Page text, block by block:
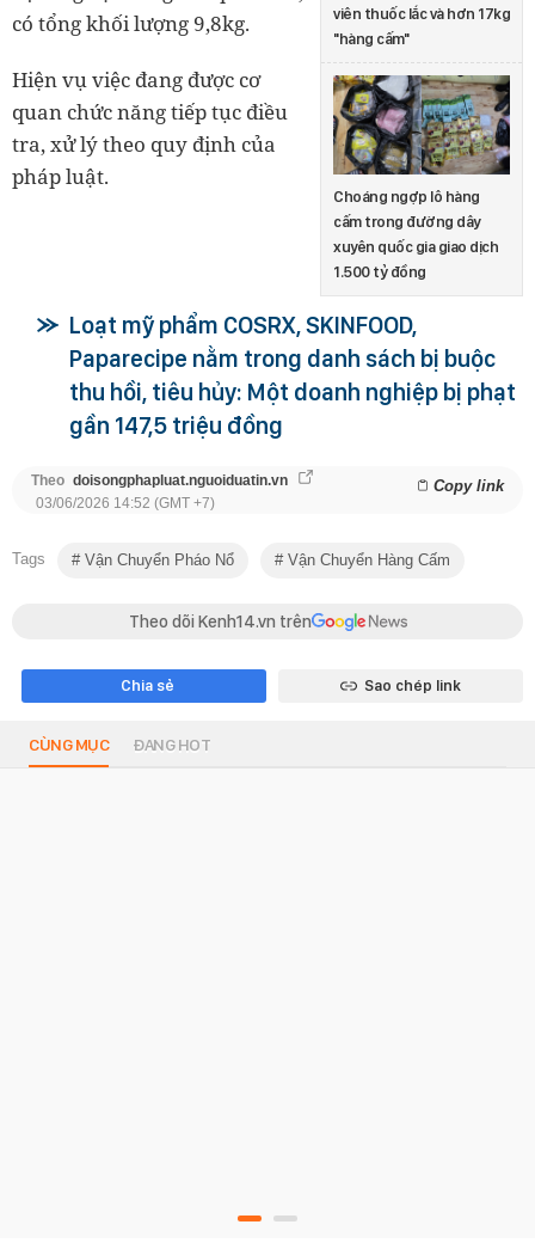
viên thuốc lắc và hơn 17kg
"hàng cấm"
Choáng ngợp lô hàng
cấm trong đường dây
xuyên quốc gia giao dịch
1.500 tỷ đồng
có tổng khối lượng 9,8kg.
Hiện vụ việc đang được cơ
quan chức năng tiếp tục điều
tra, xử lý theo quy định của
pháp luật.
Loạt mỹ phẩm COSRX, SKINFOOD,
Paparecipe nằm trong danh sách bị buộc
thu hồi, tiêu hủy: Một doanh nghiệp bị phạt
gần 147,5 triệu đồng
Theo doisongphapluat.nguoiduatin.vn Copy link
03/06/2026 14:52 (GMT +7)
Tags Vận Chuyển Pháo Nổ Vận Chuyển Hàng Cấm
Theo dõi Kenh14.vn trên
Chia sẻ Sao chép link
CÙNG MỤC ĐANG HOT